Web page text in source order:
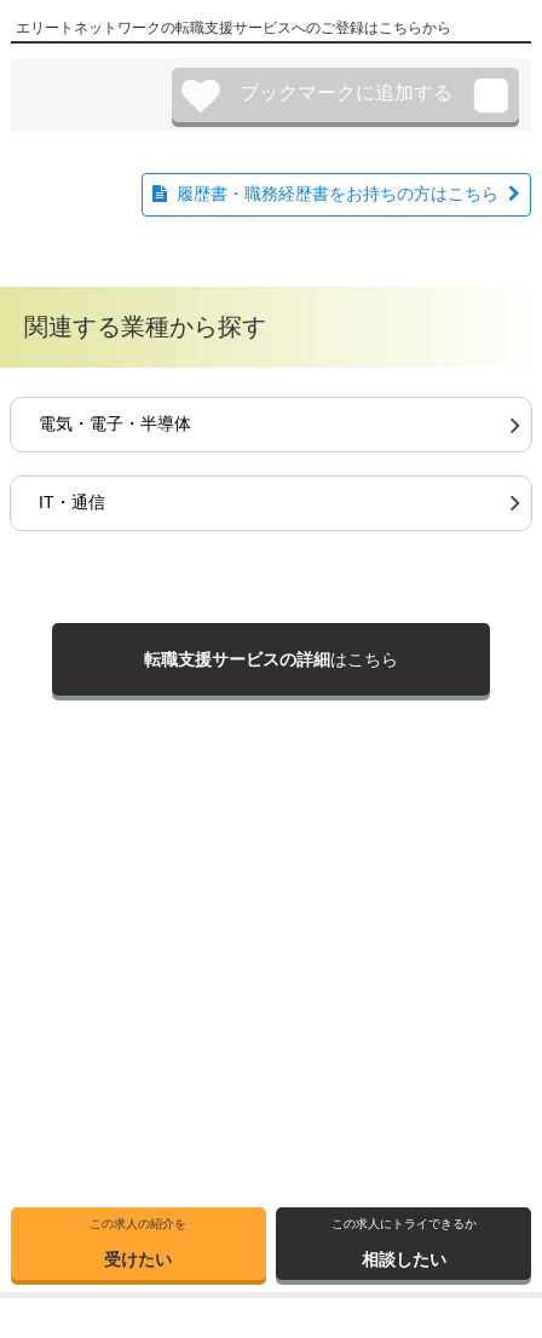
エリートネットワークの転職支援サービスへのご登録はこちらから
この求人の紹介を
受けたい
この求人にトライできるか
相談したい
履歴書・職務経歴書をお持ちの方はこちら
関連する業種から探す
電気・電子・半導体
IT・通信
転職支援サービスの詳細はこちら